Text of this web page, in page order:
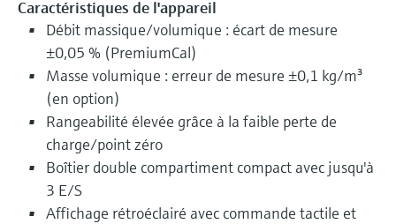
Caractéristiques de l'appareil
Débit massique/volumique : écart de mesure
±0,05 % (PremiumCal)
Masse volumique : erreur de mesure ±0,1 kg/m³
(en option)
Rangeabilité élevée grâce à la faible perte de
charge/point zéro
Boîtier double compartiment compact avec jusqu'à
3 E/S
Affichage rétroéclairé avec commande tactile et